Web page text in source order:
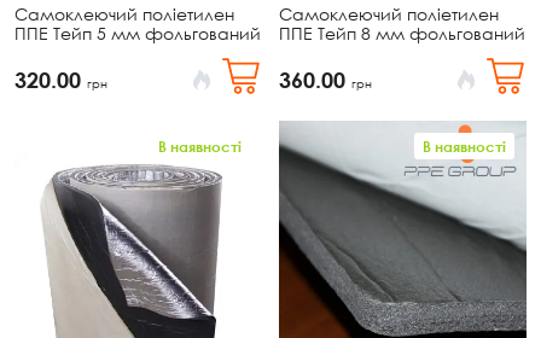
Самоклеючий поліетилен
ППЕ Тейп 5 мм фольгований
320.00 грн
Самоклеючий поліетилен
ППЕ Тейп 8 мм фольгований
360.00 грн
В наявності В наявності